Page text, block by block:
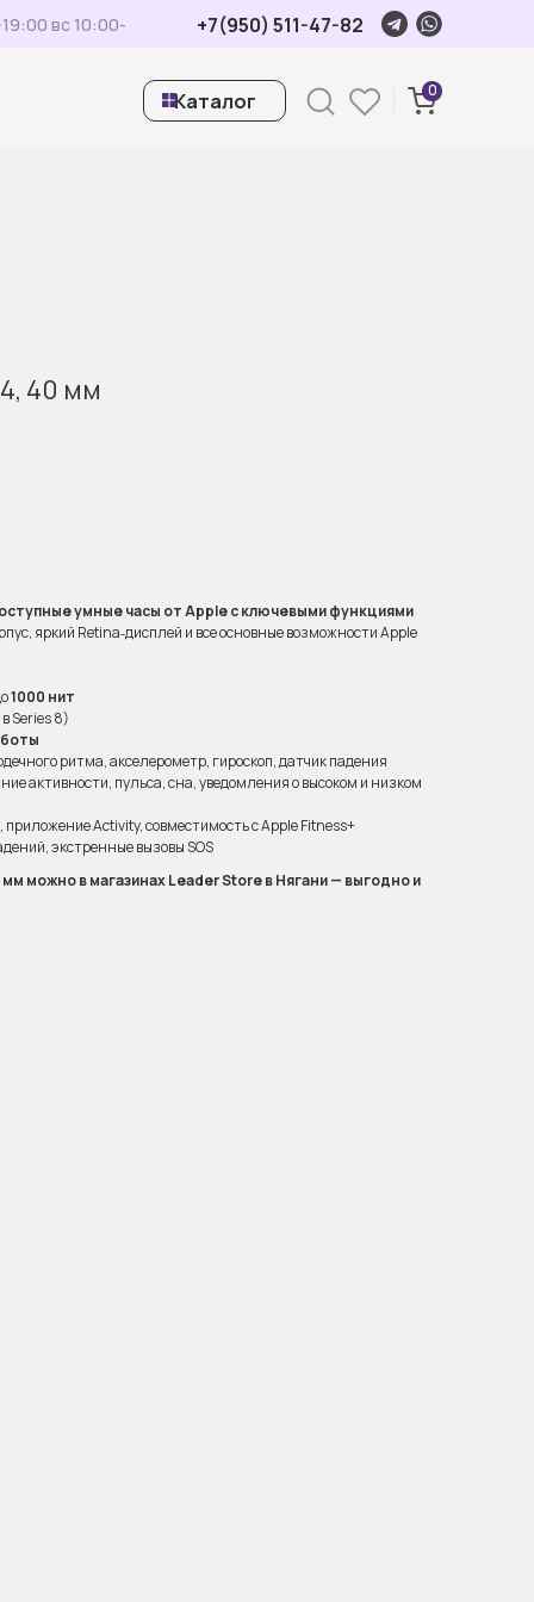
+7(950) 511-47-82
вс 10:00-
0
ㅤКаталог
40 мм
умные часы от Apple с ключевыми функциями
яркий Retina‑дисплей и все основные возможности Apple
1000 нит
Series 8)
ритма, акселерометр, гироскоп, датчик падения
активности, пульса, сна, уведомления о высоком и низком
приложение Activity, совместимость с Apple Fitness+
экстренные вызовы SOS
можно в магазинах Leader Store в Нягани — выгодно и